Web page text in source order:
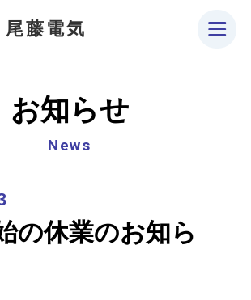
藤電気
お知らせ
News
の休業のお知ら